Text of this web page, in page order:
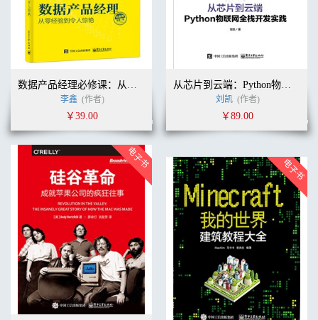
数据产品经理必修课：从零经验到令人惊艳
李鑫 (作者)
￥39.00
从芯片到云端：Python物联网全栈开发实践
刘凯 (作者)
￥89.00